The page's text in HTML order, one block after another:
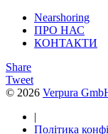
Nearshoring
ПРО НАС
КОНТАКТИ
Share
Tweet
© 2026 Verpura
|
Політика